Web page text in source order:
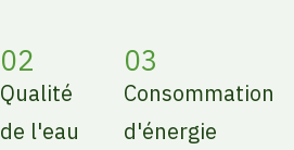
02
Qualité
de l'eau
03
Consommation
d'énergie